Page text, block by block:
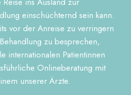
einschüchternd sein kann.
vor der Anreise zu verringern
zu besprechen,
internationalen Patientinnen
Onlineberatung mit
unserer Ärzte.